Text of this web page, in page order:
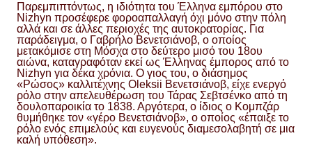
Παρεμπιπτόντως, η ιδιότητα του Έλληνα εμπόρου στο
Nizhyn προσέφερε φοροαπαλλαγή όχι μόνο στην πόλη
αλλά και σε άλλες περιοχές της αυτοκρατορίας. Για
παράδειγμα, ο Γαβρήλο Βενετσιάνοβ, ο οποίος
μετακόμισε στη Μόσχα στο δεύτερο μισό του 18ου
αιώνα, καταγραφόταν εκεί ως Έλληνας έμπορος από το
Nizhyn για δέκα χρόνια. Ο γιος του, ο διάσημος
«Ρώσος» καλλιτέχνης Oleksii Βενετσιάνοβ, είχε ενεργό
ρόλο στην απελευθέρωση του Τάρας Σεβτσένκο από τη
δουλοπαροικία το 1838. Αργότερα, ο ίδιος ο Κομπζάρ
θυμήθηκε τον «γέρο Βενετσιάνοβ», ο οποίος «έπαιξε το
ρόλο ενός επιμελούς και ευγενούς διαμεσολαβητή σε μια
καλή υπόθεση».